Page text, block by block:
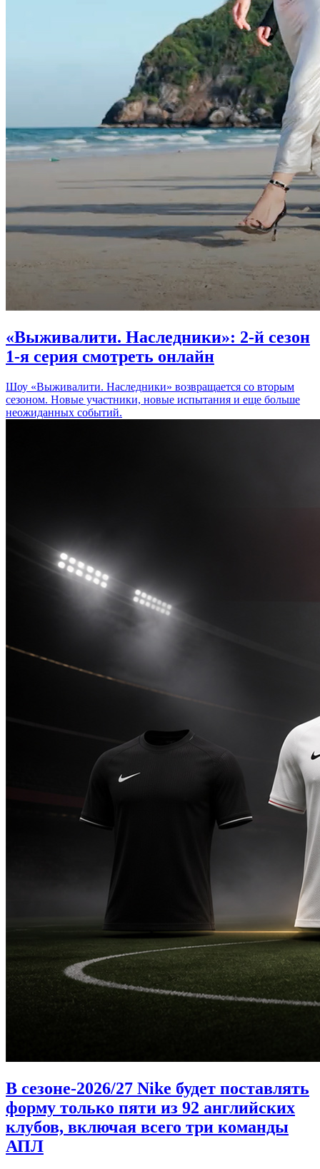
«Выживалити. Наследники»: 2-й сезон
1-я серия смотреть онлайн
Шоу «Выживалити. Наследники» возвращается со вторым
сезоном. Новые участники, новые испытания и еще больше
неожиданных событий.
В сезоне-2026/27 Nike будет поставлять
форму только пяти из 92 английских
клубов, включая всего три команды
АПЛ